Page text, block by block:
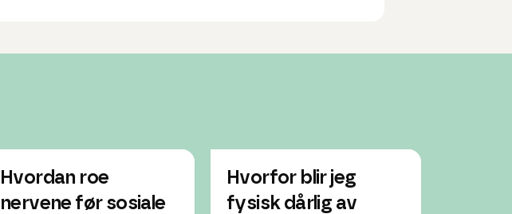
Hvordan roe
nervene før sosiale
Hvorfor blir jeg
fysisk dårlig av